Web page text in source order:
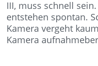
III, muss schnell
entstehen spontan.
Kamera vergeht
Kamera